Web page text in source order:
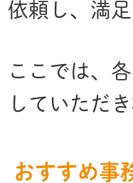
依頼し、満
ここでは、
していただ
おすすめ事